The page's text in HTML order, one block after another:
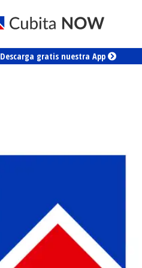
Descarga gratis nuestra App